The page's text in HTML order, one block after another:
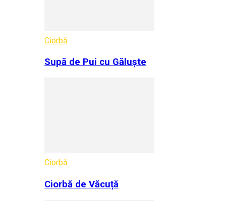
Ciorbă
Supă de Pui cu Găluște
Ciorbă
Ciorbă de Văcuță